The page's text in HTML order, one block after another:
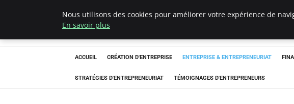
LECFCM
ACCUEIL CRÉATION D'ENTREPRISE ENTREPRISE & ENTREPRENEURIAT
STRATÉGIES D'ENTREPRENEURIAT TÉMOIGNAGES D'ENTREPRENEURS
Nous utilisons des cookies pour améliorer votre expérience de
En savoir plus